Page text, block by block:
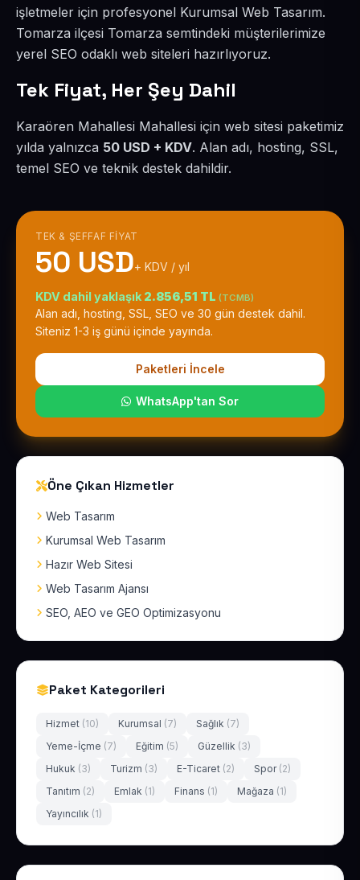
işletmeler için profesyonel Kurumsal Web Tasarım.
Tomarza ilçesi Tomarza semtindeki müşterilerimize
yerel SEO odaklı web siteleri hazırlıyoruz.
Tek Fiyat, Her Şey Dahil
Karaören Mahallesi Mahallesi için web sitesi paketimiz
yılda yalnızca 50 USD + KDV. Alan adı, hosting, SSL,
temel SEO ve teknik destek dahildir.
TEK & ŞEFFAF FIYAT
50 USD+ KDV / yıl
KDV dahil yaklaşık 2.856,51 TL (TCMB)
Alan adı, hosting, SSL, SEO ve 30 gün destek dahil.
Siteniz 1-3 iş günü içinde yayında.
Paketleri İncele
WhatsApp'tan Sor
Öne Çıkan Hizmetler
Web Tasarım
Kurumsal Web Tasarım
Hazır Web Sitesi
Web Tasarım Ajansı
SEO, AEO ve GEO Optimizasyonu
Paket Kategorileri
Hizmet (10) Kurumsal (7) Sağlık (7)
Yeme-İçme (7) Eğitim (5) Güzellik (3)
Hukuk (3) Turizm (3) E-Ticaret (2) Spor (2)
Tanıtım (2) Emlak (1) Finans (1) Mağaza (1)
Yayıncılık (1)